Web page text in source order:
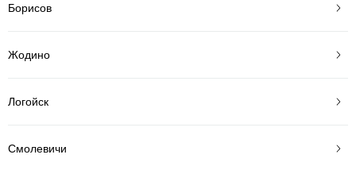
Борисов
Жодино
Логойск
Смолевичи